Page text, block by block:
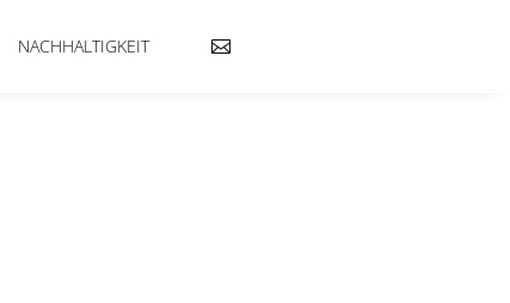
NACHHALTIGKEIT 